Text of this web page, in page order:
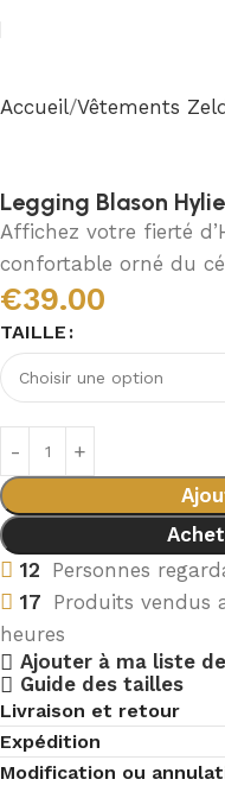
Accueil Vêtements
Legging Blason
Affichez votre fierté
confortable orné du
€39.00
TAILLE
12 Personnes
17 Produits vendus
heures
Ajouter à ma liste
Guide des tailles
Livraison et retour
Expédition
Modification ou